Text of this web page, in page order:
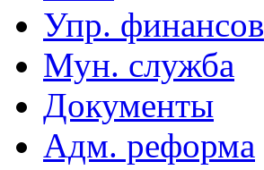
Упр. финансов
Мун. служба
Документы
Адм. реформа